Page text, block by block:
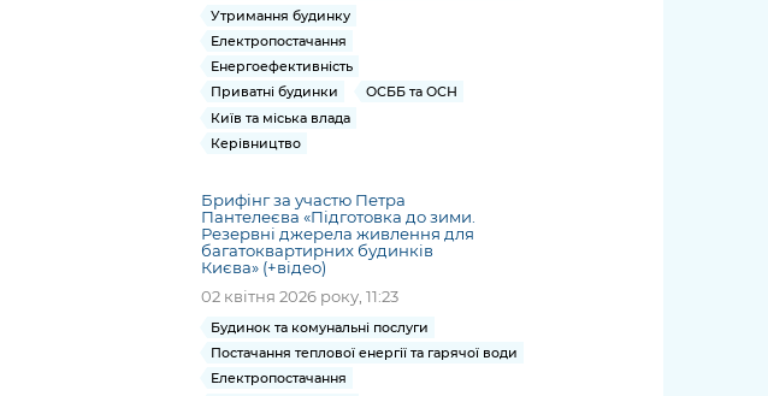
Утримання будинку
Електропостачання
Енергоефективність
Приватні будинки
ОСББ та ОСН
Київ та міська влада
Керівництво
Брифінг за участю Петра
Пантелеєва «Підготовка до зими.
Резервні джерела живлення для
багатоквартирних будинків
Києва» (+відео)
02 квітня 2026 року, 11:23
Будинок та комунальні послуги
Постачання теплової енергії та гарячої води
Електропостачання